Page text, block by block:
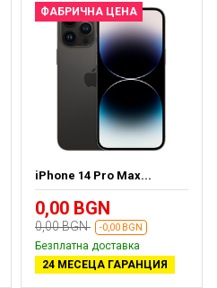
ФАБРИЧНА ЦЕНА
iPhone 14 Pro Max...
0,00 BGN
0,00 BGN -0,00 BGN
Безплатна доставка
24 МЕСЕЦА ГАРАНЦИЯ